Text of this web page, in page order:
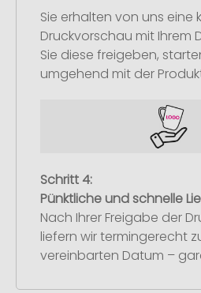
Sie erhalten von uns eine
Druckvorschau mit Ihrem
Sie diese freigeben,
umgehend mit der
Schritt 4:
Pünktliche und schnelle
Nach Ihrer Freigabe der
liefern wir termingerecht
vereinbarten Datum –